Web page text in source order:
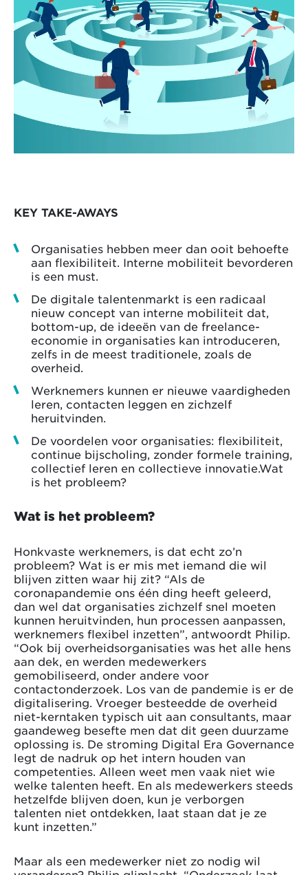
KEY TAKE-AWAYS
Organisaties hebben meer dan ooit behoefte
aan flexibiliteit. Interne mobiliteit bevorderen
is een must.
De digitale talentenmarkt is een radicaal
nieuw concept van interne mobiliteit dat,
bottom-up, de ideeën van de freelance-
economie in organisaties kan introduceren,
zelfs in de meest traditionele, zoals de
overheid.
Werknemers kunnen er nieuwe vaardigheden
leren, contacten leggen en zichzelf
heruitvinden.
De voordelen voor organisaties: flexibiliteit,
continue bijscholing, zonder formele training,
collectief leren en collectieve innovatie.Wat
is het probleem?
Wat is het probleem?
Honkvaste werknemers, is dat echt zo’n
probleem? Wat is er mis met iemand die wil
blijven zitten waar hij zit? “Als de
coronapandemie ons één ding heeft geleerd,
dan wel dat organisaties zichzelf snel moeten
kunnen heruitvinden, hun processen aanpassen,
werknemers flexibel inzetten”, antwoordt Philip.
“Ook bij overheidsorganisaties was het alle hens
aan dek, en werden medewerkers
gemobiliseerd, onder andere voor
contactonderzoek. Los van de pandemie is er de
digitalisering. Vroeger besteedde de overheid
niet-kerntaken typisch uit aan consultants, maar
gaandeweg besefte men dat dit geen duurzame
oplossing is. De stroming Digital Era Governance
legt de nadruk op het intern houden van
competenties. Alleen weet men vaak niet wie
welke talenten heeft. En als medewerkers steeds
hetzelfde blijven doen, kun je verborgen
talenten niet ontdekken, laat staan dat je ze
kunt inzetten.”
Maar als een medewerker niet zo nodig wil